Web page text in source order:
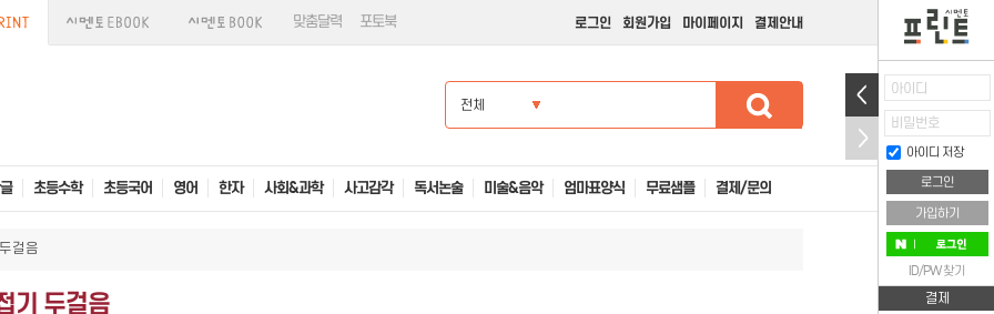
맞춤달력 포토북 로그인 회원가입 마이페이지 결제안내
전체
초등수학 초등국어 영어 한자 사회&과학 사고감각 독서논술 미술&음악 엄마표양식 무료샘플 결제/문의
걸음
기 두걸음
아이디
비밀번호
아이디 저장
가입하기
ID/PW 찾기
결제